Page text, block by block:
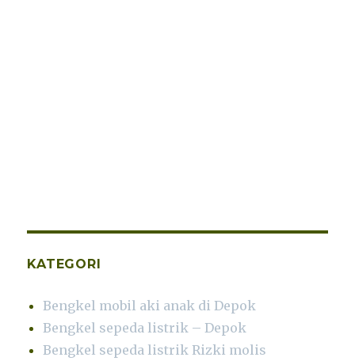
KATEGORI
Bengkel mobil aki anak di Depok
Bengkel sepeda listrik – Depok
Bengkel sepeda listrik Rizki molis